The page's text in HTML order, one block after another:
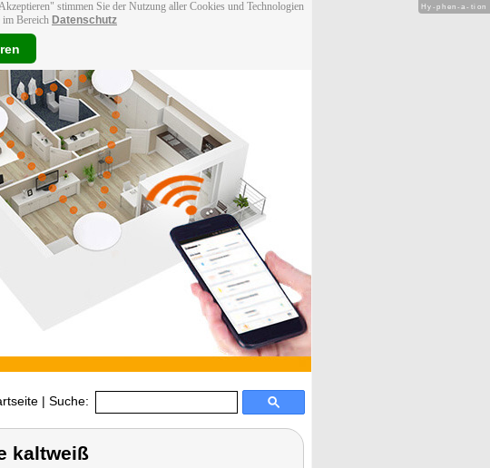
stimmen Sie der Nutzung aller Cookies und Technologien
Bereich Datenschutz
| Suche:
kaltweiß
Hy-phen-a-tion